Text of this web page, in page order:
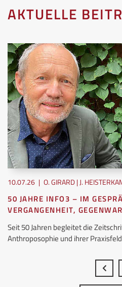
AKTUELLE
10.07.26 | O. GIRARD | J.
50 JAHRE INFO3 – IM
VERGANGENHEIT,
Seit 50 Jahren begleitet die
Anthroposophie und ihrer